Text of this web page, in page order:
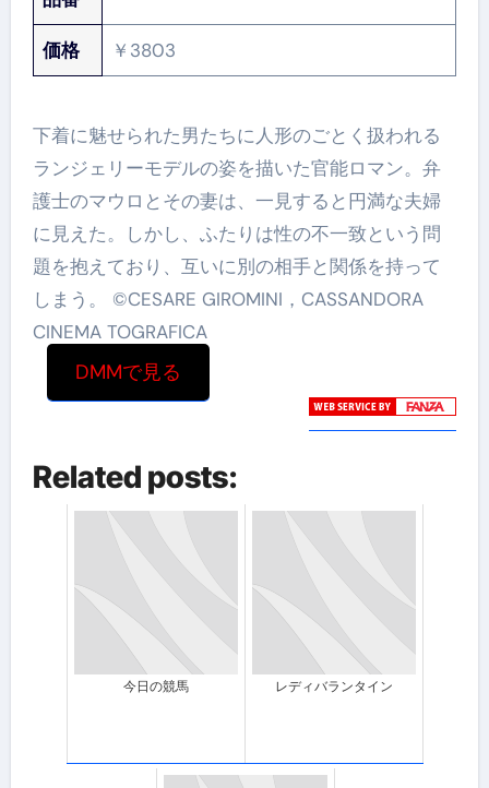
価格 ￥3803
下着に魅せられた男たちに人形のごとく扱われる
ランジェリーモデルの姿を描いた官能ロマン。弁
護士のマウロとその妻は、一見すると円満な夫婦
に見えた。しかし、ふたりは性の不一致という問
題を抱えており、互いに別の相手と関係を持って
しまう。 ©CESARE GIROMINI，CASSANDORA
CINEMA TOGRAFICA
DMMで見る
Related posts:
今日の競馬 レディバランタイン